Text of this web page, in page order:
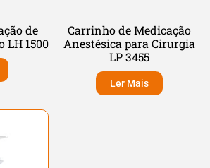
de
LH 1500
Carrinho de Medicação
Anestésica para Cirurgia
LP 3455
Ler Mais